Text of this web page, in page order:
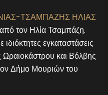
ΤΣΑΜΠΑΖΗΣ ΗΛΙΑΣ
τον Ηλία Τσαμπάζη.
ιδιόκτητες εγκαταστάσεις
και Βόλβης
Δήμο Μουριών του